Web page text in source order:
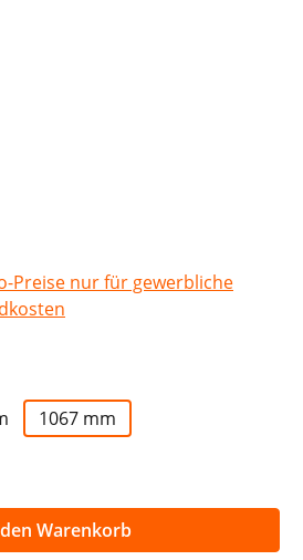
Preise nur für gewerbliche
1067 mm
Gib den gewünschten
Warenkorb